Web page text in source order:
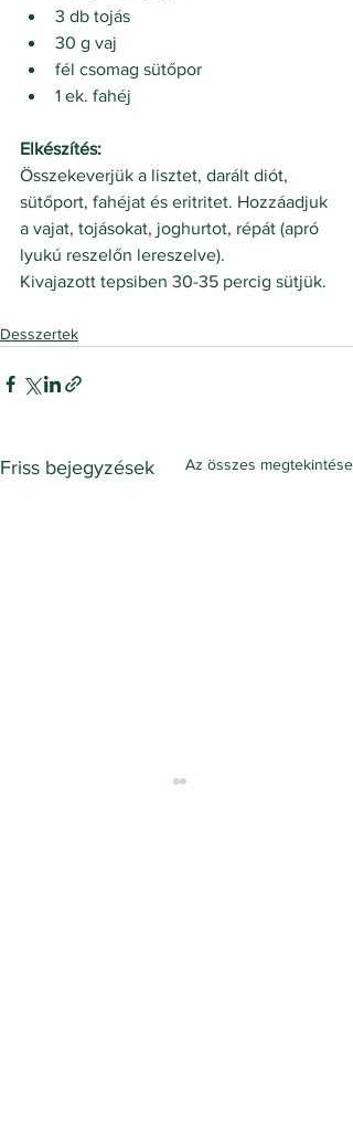
3 db tojás
30 g vaj
fél csomag sütőpor
1 ek. fahéj
Elkészítés:
Összekeverjük a lisztet, darált diót,
sütőport, fahéjat és eritritet. Hozzáadjuk
a vajat, tojásokat, joghurtot, répát (apró
lyukú reszelőn lereszelve).
Kivajazott tepsiben 30-35 percig sütjük.
Desszertek
Friss bejegyzések Az összes megtekintése